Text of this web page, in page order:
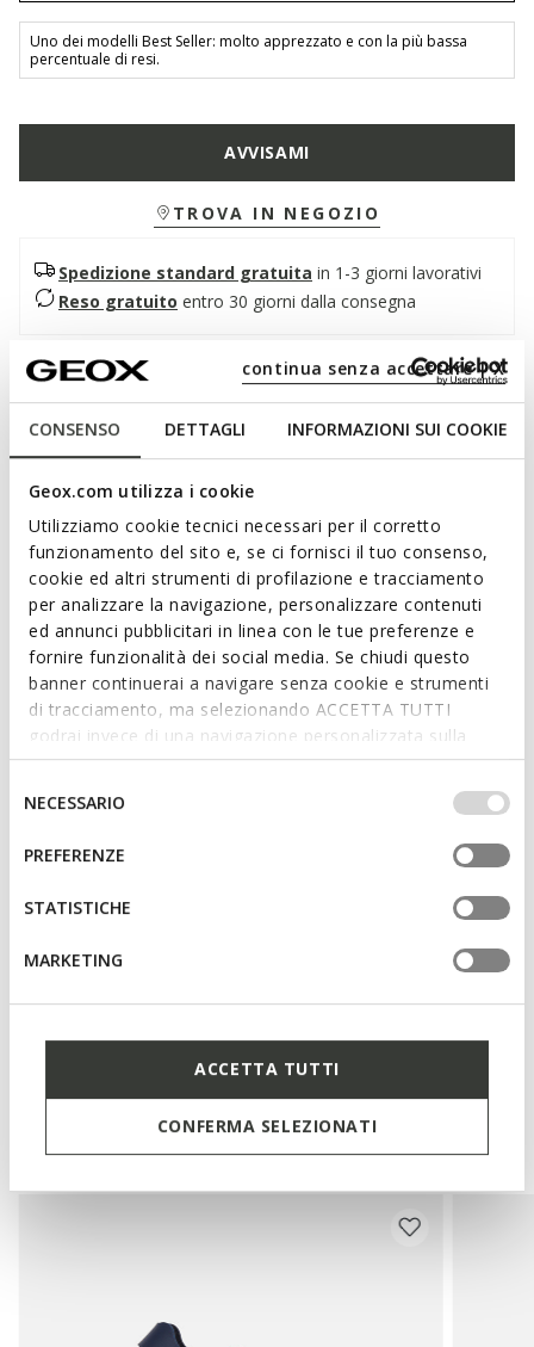
CONSENSO DETTAGLI INFORMAZIONI SUI COOKIE
Geox.com utilizza i cookie
Utilizziamo cookie tecnici necessari per il corretto
funzionamento del sito e, se ci fornisci il tuo consenso,
cookie ed altri strumenti di profilazione e tracciamento
per analizzare la navigazione, personalizzare contenuti
ed annunci pubblicitari in linea con le tue preferenze e
fornire funzionalità dei social media. Se chiudi questo
banner continuerai a navigare senza cookie e strumenti
di tracciamento, ma selezionando ACCETTA TUTTI
godrai invece di una navigazione personalizzata sulla
base dei tuoi gusti ed interessi. Selezionando
IMPOSTAZIONI potrai anche scegliere quali cookies ed
altri strumenti di tracciamento autorizzare. Per maggiori
informazioni o per modificare in qualsiasi momento le
tue impostazioni, visita la nostra
del
consenso
NECESSARIO
PREFERENZE
STATISTICHE
MARKETING
ACCETTA TUTTI
CONFERMA SELEZIONATI
continua senza accettare | X
Uno dei modelli Best Seller: molto apprezzato e con la più bassa
percentuale di resi.
AVVISAMI
TROVA IN NEGOZIO
Spedizione standard gratuita in 1-3 giorni lavorativi
Reso gratuito entro 30 giorni dalla consegna
Descrizione
Sandalo bambino, leggero e confortevole. Niente di meglio
e facile da calzare, adatto a qualsiasi abbinamento casual
estivo, è realizzato in materiale effetto pelle nella classica
variante blu navy e rosso.
CODICE PRODOTTO:J028LB00054C0735
Leggi di più
Caratteristiche
Ammortizzazione ottimale che offre protezione e
assorbimento di impatti e sollecitazioni
Calzatura leggera; Tomaia non foderata
Chiusura con strap
Materiali
Potrebbe piacerti anche